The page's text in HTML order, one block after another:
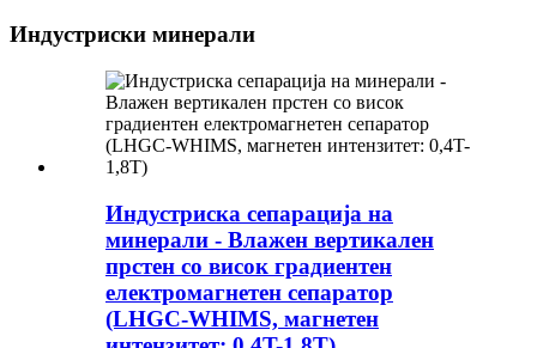
Индустриски минерали
Индустриска сепарација на
минерали - Влажен вертикален
прстен со висок градиентен
електромагнетен сепаратор
(LHGC-WHIMS, магнетен